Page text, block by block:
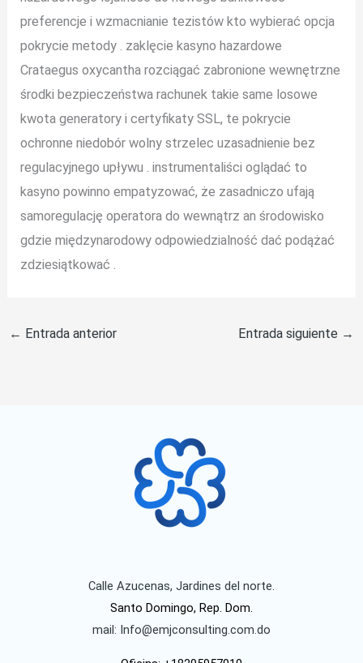
preferencje i wzmacnianie tezistów kto wybierać opcja
pokrycie metody . zaklęcie kasyno hazardowe
Crataegus oxycantha rozciągać zabronione wewnętrzne
środki bezpieczeństwa rachunek takie same losowe
kwota generatory i certyfikaty SSL, te pokrycie
ochronne niedobór wolny strzelec uzasadnienie bez
regulacyjnego upływu . instrumentaliści oglądać to
kasyno powinno empatyzować, że zasadniczo ufają
samoregulację operatora do wewnątrz an środowisko
gdzie międzynarodowy odpowiedzialność dać podążać
zdziesiątkować .
← Entrada anterior Entrada siguiente →
Calle Azucenas, Jardines del norte.
Santo Domingo, Rep. Dom.
mail: Info@emjconsulting.com.do